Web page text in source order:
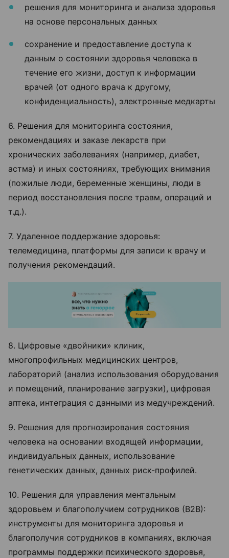
решения для мониторинга и анализа здоровья
на основе персональных данных
сохранение и предоставление доступа к
данным о состоянии здоровья человека в
течение его жизни, доступ к информации
врачей (от одного врача к другому,
конфиденциальность), электронные медкарты
6. Решения для мониторинга состояния,
рекомендациях и заказе лекарств при
хронических заболеваниях (например, диабет,
астма) и иных состояниях, требующих внимания
(пожилые люди, беременные женщины, люди в
период восстановления после травм, операций и
т.д.).
7. Удаленное поддержание здоровья:
телемедицина, платформы для записи к врачу и
получения рекомендаций.
8. Цифровые «двойники» клиник,
многопрофильных медицинских центров,
лабораторий (анализ использования оборудования
и помещений, планирование загрузки), цифровая
аптека, интеграция с данными из медучреждений.
9. Решения для прогнозирования состояния
человека на основании входящей информации,
индивидуальных данных, использование
генетических данных, данных риск-профилей.
10. Решения для управления ментальным
здоровьем и благополучием сотрудников (В2В):
инструменты для мониторинга здоровья и
благополучия сотрудников в компаниях, включая
программы поддержки психического здоровья,